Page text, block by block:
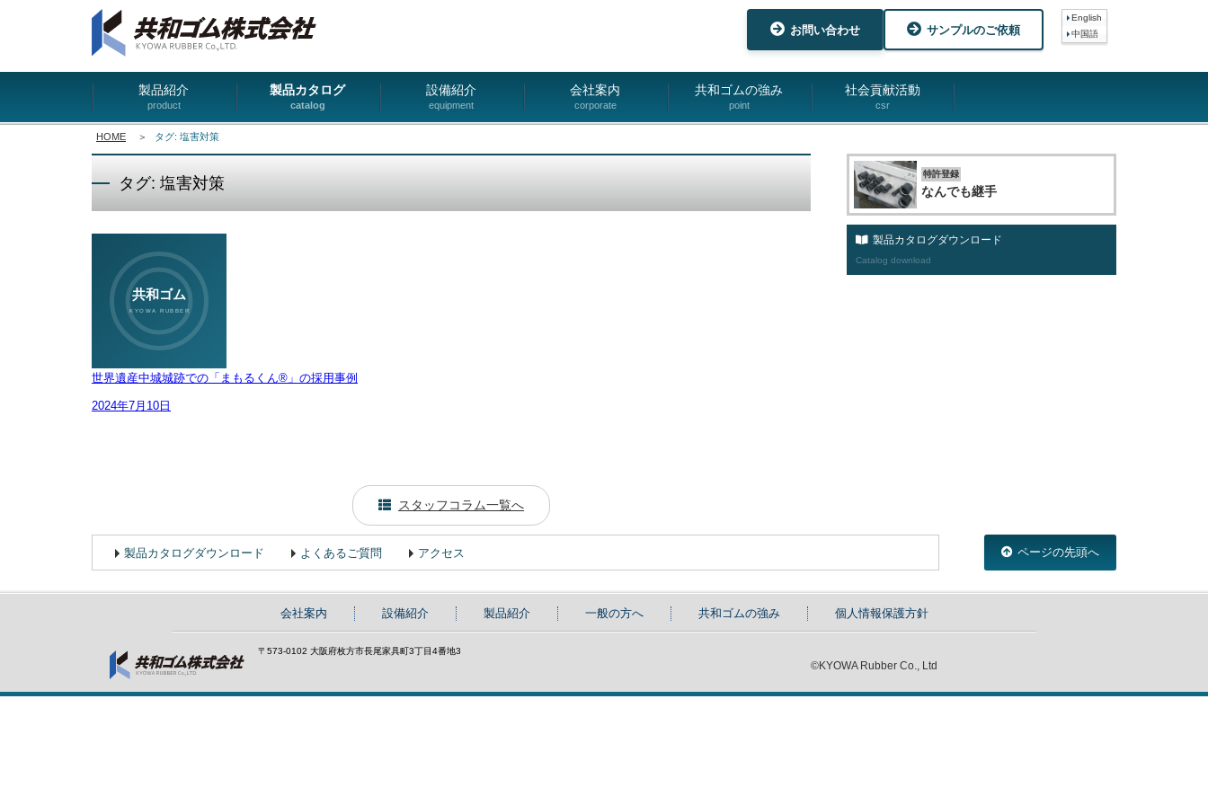
お問い合わせ サンプルのご依頼
English
中国語
製品紹介
product
製品カタログ
catalog
設備紹介
equipment
会社案内
corporate
共和ゴムの強み
point
社会貢献活動
csr
HOME ＞ タグ: 塩害対策
タグ: 塩害対策
世界遺産中城城跡での「まもるくん®」の採用事例
2024年7月10日
スタッフコラム一覧へ
特許登録
なんでも継手
製品カタログダウンロード
Catalog download
製品カタログダウンロード よくあるご質問 アクセス ページの先頭へ
会社案内 設備紹介 製品紹介 一般の方へ 共和ゴムの強み 個人情報保護方針
〒573-0102 大阪府枚方市長尾家具町3丁目4番地3
©KYOWA Rubber Co., Ltd